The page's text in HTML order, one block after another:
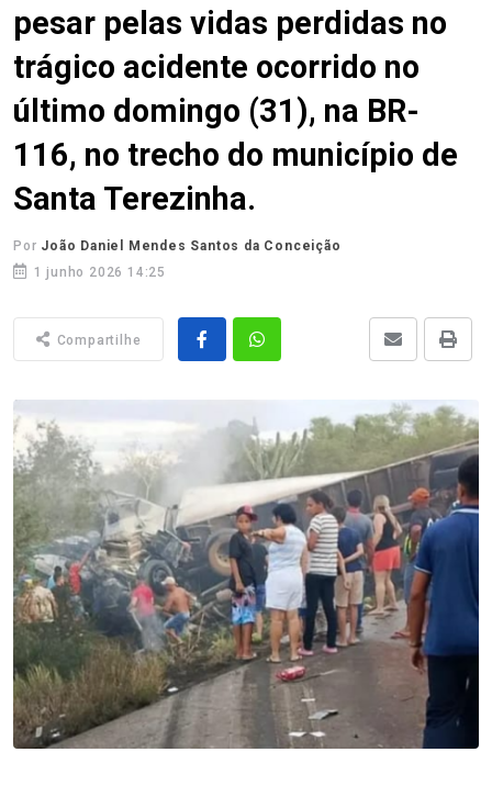
pesar pelas vidas perdidas no
trágico acidente ocorrido no
último domingo (31), na BR-
116, no trecho do município de
Santa Terezinha.
Por João Daniel Mendes Santos da Conceição
1 junho 2026 14:25
Compartilhe